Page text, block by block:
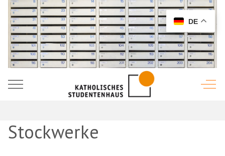
Mobile Menu Toggle Off-
Stockwerke
DE